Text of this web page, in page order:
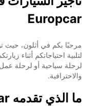
Europcar
لتلبية احتياجاتكم أثناء
لرحلة سياحية أو لرحلة
والاحترافية.
ما الذي تقدمه Europcar في Athlone؟